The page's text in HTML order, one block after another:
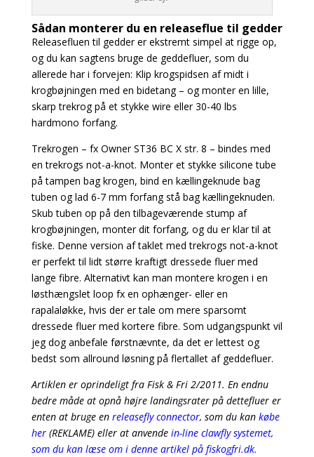
Sådan monterer du en releaseflue til gedder
Releasefluen til gedder er ekstremt simpel at rigge op,
og du kan sagtens bruge de geddefluer, som du
allerede har i forvejen: Klip krogspidsen af midt i
krogbøjningen med en bidetang – og monter en lille,
skarp trekrog på et stykke wire eller 30-40 lbs
hardmono forfang.
Trekrogen – fx Owner ST36 BC X str. 8 – bindes med
en trekrogs not-a-knot. Monter et stykke silicone tube
på tampen bag krogen, bind en kællingeknude bag
tuben og lad 6-7 mm forfang stå bag kællingeknuden.
Skub tuben op på den tilbageværende stump af
krogbøjningen, monter dit forfang, og du er klar til at
fiske. Denne version af taklet med trekrogs not-a-knot
er perfekt til lidt større kraftigt dressede fluer med
lange fibre. Alternativt kan man montere krogen i en
løsthængslet loop fx en ophænger- eller en
rapalaløkke, hvis der er tale om mere sparsomt
dressede fluer med kortere fibre. Som udgangspunkt vil
jeg dog anbefale førstnævnte, da det er lettest og
bedst som allround løsning på flertallet af geddefluer.
Artiklen er oprindeligt fra Fisk & Fri 2/2011. En endnu
bedre måde at opnå højre landingsrater på dettefluer er
enten at bruge en releasefly connector, som du kan købe
her(REKLAME) eller at anvende in-line clawfly systemet,
som du kan læse om i denne artikel på fiskogfri.dk.